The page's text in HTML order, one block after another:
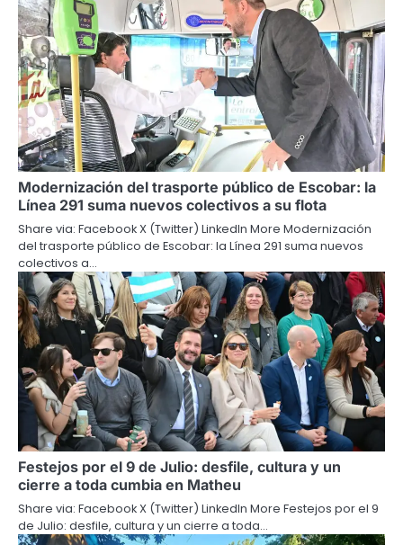
Modernización del trasporte público de Escobar: la
Línea 291 suma nuevos colectivos a su flota
Share via: Facebook X (Twitter) LinkedIn More Modernización
del trasporte público de Escobar: la Línea 291 suma nuevos
colectivos a…
Festejos por el 9 de Julio: desfile, cultura y un
cierre a toda cumbia en Matheu
Share via: Facebook X (Twitter) LinkedIn More Festejos por el 9
de Julio: desfile, cultura y un cierre a toda…